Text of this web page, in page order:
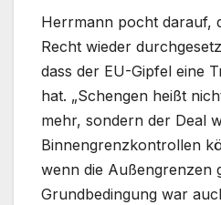
Herrmann pocht darauf,
Recht wieder
dass der EU-Gipfel eine
hat. „Schengen heißt
mehr, sondern der Deal
Binnengrenzkontrollen
wenn die Außengrenzen
Grundbedingung war